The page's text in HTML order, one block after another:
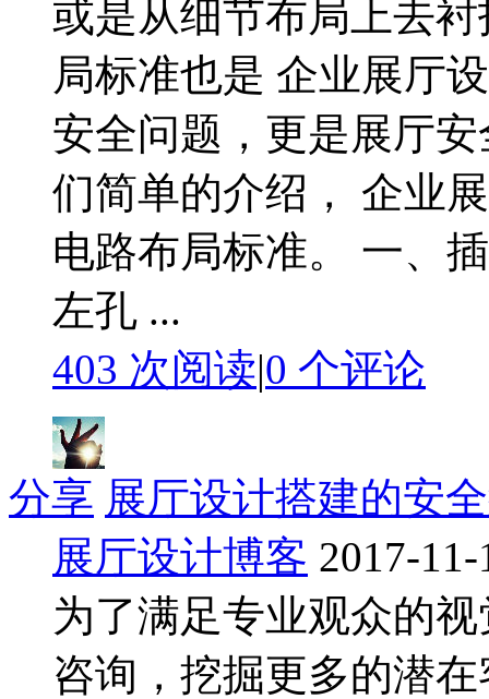
或是从细节布局上去
局标准也是 企业展厅
安全问题，更是展厅
们简单的介绍， 企业
电路布局标准。 一、
左孔 ...
403 次阅读|0 个评论
分享 展厅设计搭建的安
展厅设计博客 2017-
为了满足专业观众的
咨询，挖掘更多的潜